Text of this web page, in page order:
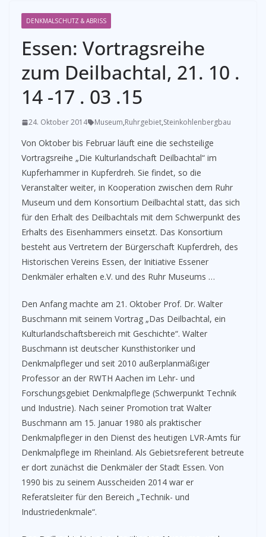
DENKMALSCHUTZ & ABRISS
Essen: Vortragsreihe
zum Deilbachtal, 21. 10 .
14 -17 . 03 .15
24. Oktober 2014 Museum,Ruhrgebiet,Steinkohlenbergbau
Von Oktober bis Februar läuft eine die sechsteilige
Vortragsreihe „Die Kulturlandschaft Deilbachtal“ im
Kupferhammer in Kupferdreh. Sie findet, so die
Veranstalter weiter, in Kooperation zwischen dem Ruhr
Museum und dem Konsortium Deilbachtal statt, das sich
für den Erhalt des Deilbachtals mit dem Schwerpunkt des
Erhalts des Eisenhammers einsetzt. Das Konsortium
besteht aus Vertretern der Bürgerschaft Kupferdreh, des
Historischen Vereins Essen, der Initiative Essener
Denkmäler erhalten e.V. und des Ruhr Museums …
Den Anfang machte am 21. Oktober Prof. Dr. Walter
Buschmann mit seinem Vortrag „Das Deilbachtal, ein
Kulturlandschaftsbereich mit Geschichte“. Walter
Buschmann ist deutscher Kunsthistoriker und
Denkmalpfleger und seit 2010 außerplanmäßiger
Professor an der RWTH Aachen im Lehr- und
Forschungsgebiet Denkmalpflege (Schwerpunkt Technik
und Industrie). Nach seiner Promotion trat Walter
Buschmann am 15. Januar 1980 als praktischer
Denkmalpfleger in den Dienst des heutigen LVR-Amts für
Denkmalpflege im Rheinland. Als Gebietsreferent betreute
er dort zunächst die Denkmäler der Stadt Essen. Von
1990 bis zu seinem Ausscheiden 2014 war er
Referatsleiter für den Bereich „Technik- und
Industriedenkmale“.